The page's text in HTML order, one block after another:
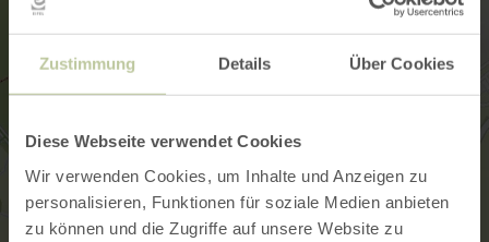
Zustimmung Details Über Cookies
Diese Webseite verwendet Cookies
Wir verwenden Cookies, um Inhalte und Anzeigen zu
personalisieren, Funktionen für soziale Medien anbieten
zu können und die Zugriffe auf unsere Website zu